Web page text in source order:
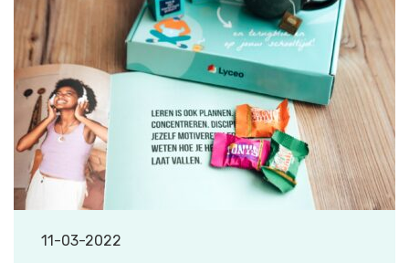
11-03-2022